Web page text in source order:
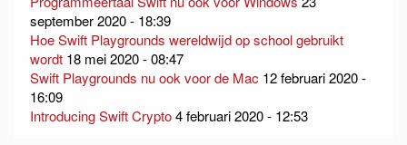
september 2020 - 18:39
Hoe Swift Playgrounds wereldwijd op school gebruikt
wordt 18 mei 2020 - 08:47
Swift Playgrounds nu ook voor de Mac 12 februari 2020 -
16:09
Introducing Swift Crypto4 februari 2020 - 12:53